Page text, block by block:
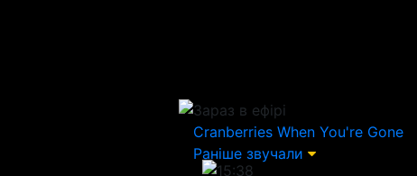
Зараз в ефірі
Cranberries When You're Gone
Раніше звучали
15:38